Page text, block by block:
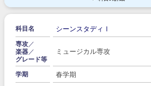
科目名 シーンスタディⅠ
専攻／
楽器／
グレード等
ミュージカル専攻
学期 春学期